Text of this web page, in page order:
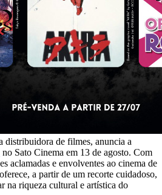
distribuidora de filmes, anuncia a
no Sato Cinema em 13 de agosto. Com
aclamadas e envolventes ao cinema de
a partir de um recorte cuidadoso,
na riqueza cultural e artística do